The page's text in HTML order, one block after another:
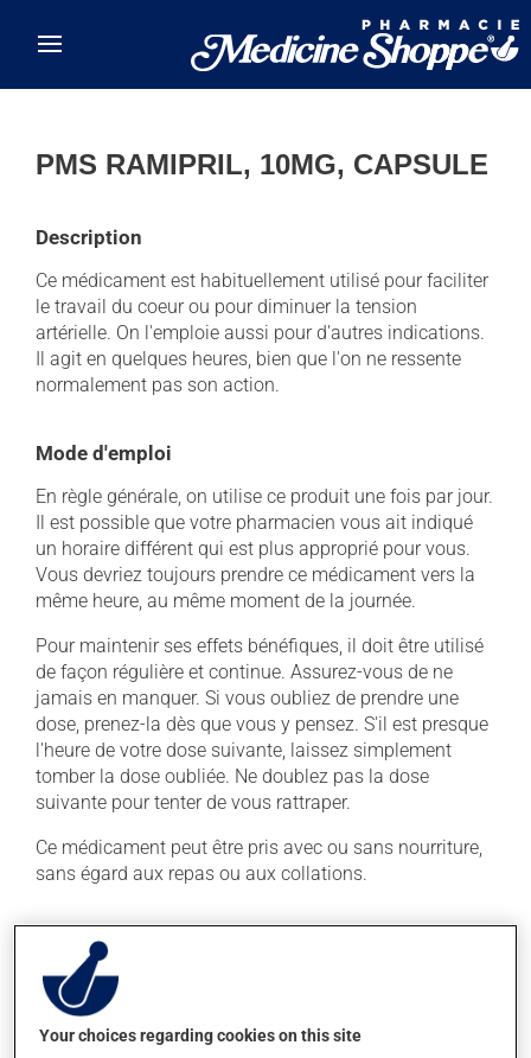
PMS RAMIPRIL, 10MG, CAPSULE
Description
Ce médicament est habituellement utilisé pour faciliter
le travail du coeur ou pour diminuer la tension
artérielle. On l'emploie aussi pour d'autres indications.
Il agit en quelques heures, bien que l'on ne ressente
normalement pas son action.
Mode d'emploi
En règle générale, on utilise ce produit une fois par jour.
Il est possible que votre pharmacien vous ait indiqué
un horaire différent qui est plus approprié pour vous.
Vous devriez toujours prendre ce médicament vers la
même heure, au même moment de la journée.
Pour maintenir ses effets bénéfiques, il doit être utilisé
de façon régulière et continue. Assurez-vous de ne
jamais en manquer. Si vous oubliez de prendre une
dose, prenez-la dès que vous y pensez. S'il est presque
l'heure de votre dose suivante, laissez simplement
tomber la dose oubliée. Ne doublez pas la dose
suivante pour tenter de vous rattraper.
Ce médicament peut être pris avec ou sans nourriture,
sans égard aux repas ou aux collations.
Effets indésirables
En plus de ses effets recherchés, ce produit peut à
l'occasion entraîner certains effets indésirables (effets
secondaires), notamment :
Your choices regarding cookies on this site